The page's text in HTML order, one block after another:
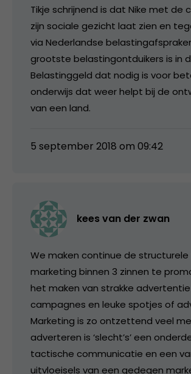
Tikje schrijnend is dat Nike met de
zijn sociale gezicht laat zien en
via Nederlandse
grootste belastingontduikers is in
Belastinggeld dat nodig is voor
onderwijs dat weer helpt bij de
van een land.
5 september 2018 om 09:42
kees van der zwan
We maken continue de
marketing binnen 3 zinnen te
het maken van strakke advertentie
campagnes en leuke spotjes of
Marketing is zo ontzettend veel
adverteren is ‘slecht’s’ een
tactische communicatie en een
uitvloeisels van een gedegen